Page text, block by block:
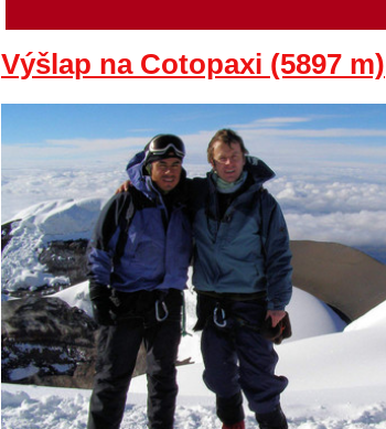
Výšlap na Cotopaxi (5897 m)